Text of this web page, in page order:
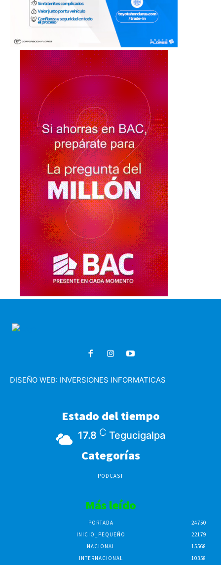
DISEÑO WEB: INVERSIONES INFORMATICAS
Estado del tiempo
17.8 C Tegucigalpa
Categorías
PODCAST
Más leído
PORTADA
24750
INICIO_PEQUEÑO
22179
NACIONAL
15568
INTERNACIONAL
10358